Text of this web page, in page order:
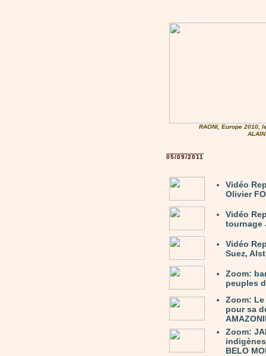
RAONI, Europe 2010,
05/09/2011
Vidéo
Olivier
Vidéo
tournage
Vidéo
Suez,
Zoom:
peuples
Zoom: Le
pour sa
Zoom:
BELO